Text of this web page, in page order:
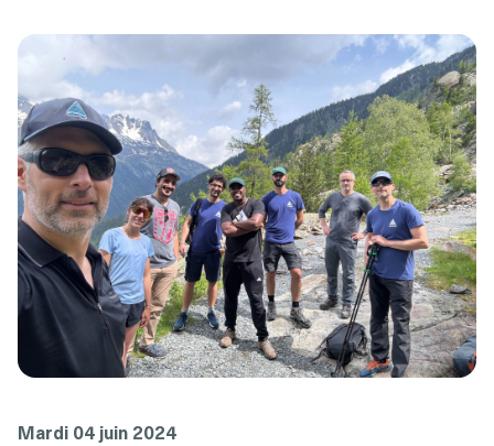
Mardi 04 juin 2024